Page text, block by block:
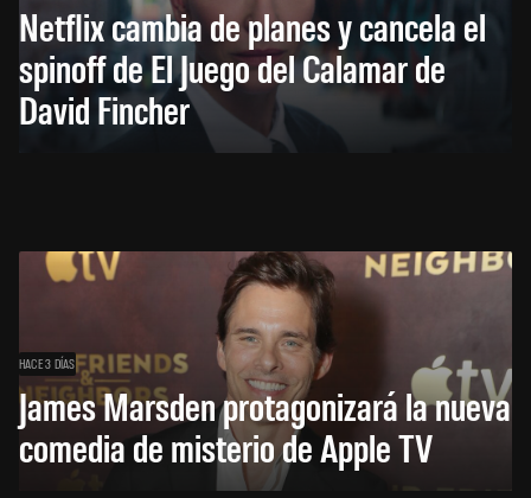
Netflix cambia de planes y cancela el
spinoff de El Juego del Calamar de
David Fincher
HACE 3 DÍAS
James Marsden protagonizará la nueva
comedia de misterio de Apple TV